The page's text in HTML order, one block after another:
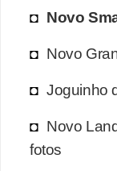
Novo
Novo
Joguinho
Novo
fotos